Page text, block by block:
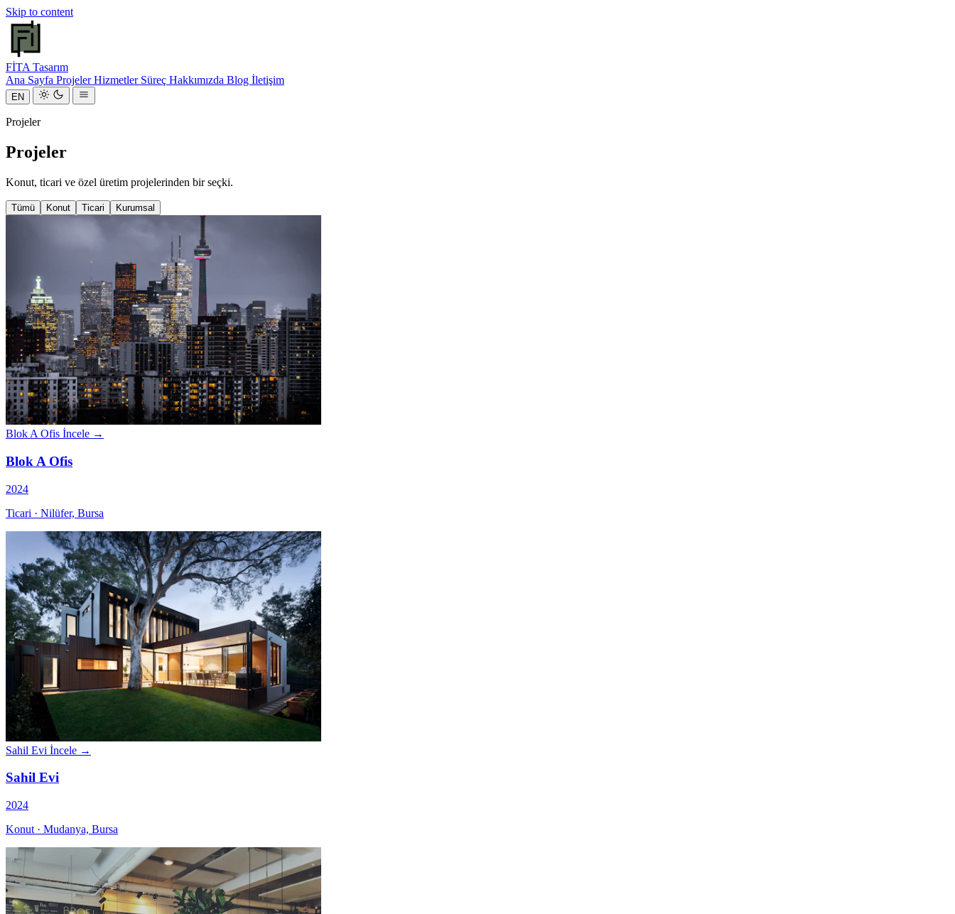
Skip to content
FİTA Tasarım
Ana Sayfa ProjelerHizmetler Süreç Hakkımızda Blog İletişim
EN
Projeler
Projeler
Konut, ticari ve özel üretim projelerinden bir seçki.
Tümü Konut Ticari Kurumsal
Blok A Ofis İncele →
Blok A Ofis
2024
Ticari · Nilüfer, Bursa
Sahil Evi İncele →
Sahil Evi
2024
Konut · Mudanya, Bursa